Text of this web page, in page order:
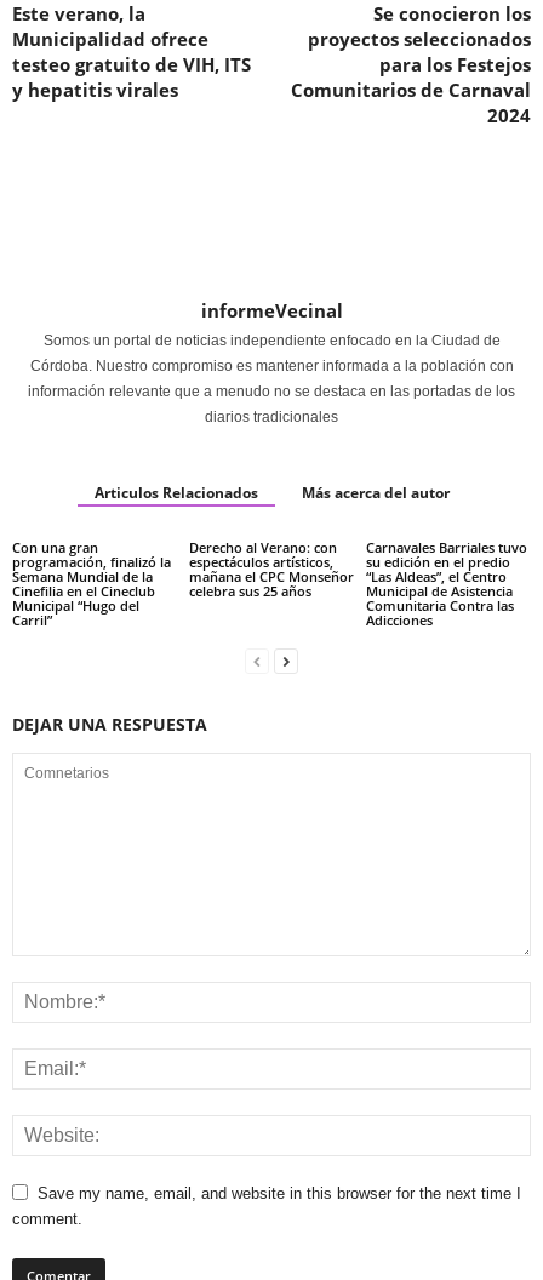
Este verano, la
Municipalidad ofrece
testeo gratuito de VIH, ITS
y hepatitis virales
Se conocieron los
proyectos seleccionados
para los Festejos
Comunitarios de Carnaval
2024
informeVecinal
Somos un portal de noticias independiente enfocado en la Ciudad de
Córdoba. Nuestro compromiso es mantener informada a la población con
información relevante que a menudo no se destaca en las portadas de los
diarios tradicionales
Articulos Relacionados Más acerca del autor
Con una gran
programación, finalizó la
Semana Mundial de la
Cinefilia en el Cineclub
Municipal “Hugo del
Carril”
Derecho al Verano: con
espectáculos artísticos,
mañana el CPC Monseñor
celebra sus 25 años
Carnavales Barriales tuvo
su edición en el predio
“Las Aldeas”, el Centro
Municipal de Asistencia
Comunitaria Contra las
Adicciones
DEJAR UNA RESPUESTA
Save my name, email, and website in this browser for the next time I
comment.